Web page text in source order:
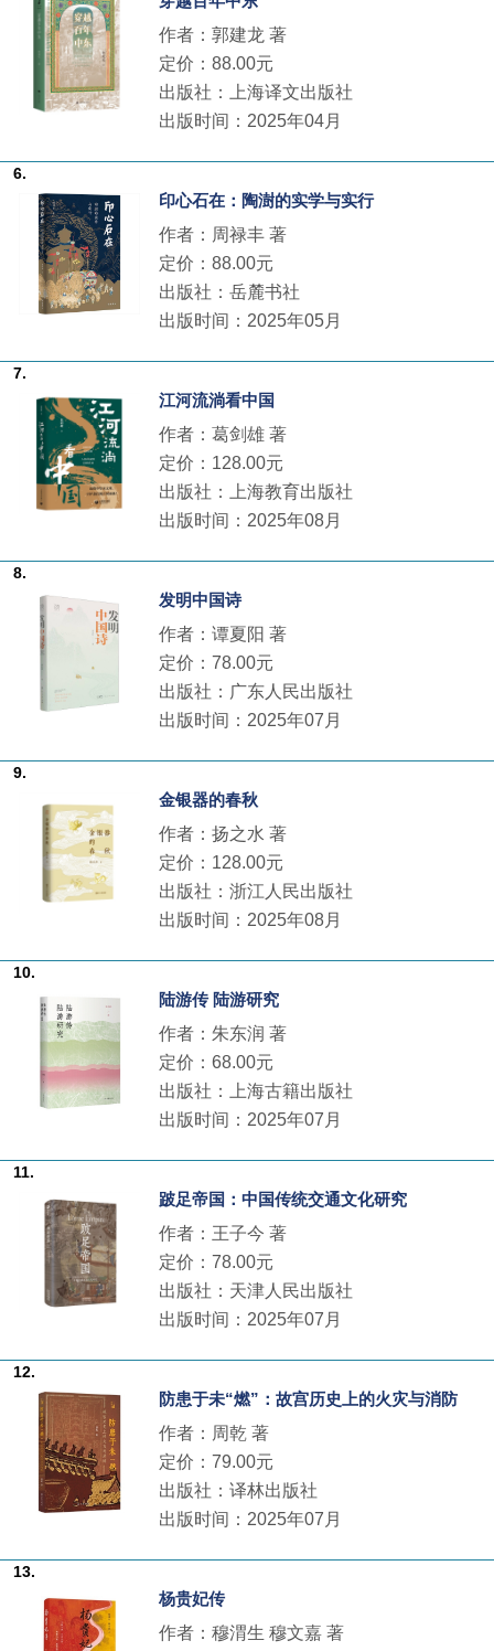
作者：郭建龙 著
定价：88.00元
出版社：上海译文出版社
出版时间：2025年04月
6.
印心石在：陶澍的实学与实行
作者：周禄丰 著
定价：88.00元
出版社：岳麓书社
出版时间：2025年05月
7.
江河流淌看中国
作者：葛剑雄 著
定价：128.00元
出版社：上海教育出版社
出版时间：2025年08月
8.
发明中国诗
作者：谭夏阳 著
定价：78.00元
出版社：广东人民出版社
出版时间：2025年07月
9.
金银器的春秋
作者：扬之水 著
定价：128.00元
出版社：浙江人民出版社
出版时间：2025年08月
10.
陆游传 陆游研究
作者：朱东润 著
定价：68.00元
出版社：上海古籍出版社
出版时间：2025年07月
11.
跛足帝国：中国传统交通文化研究
作者：王子今 著
定价：78.00元
出版社：天津人民出版社
出版时间：2025年07月
12.
防患于未“燃”：故宫历史上的火灾与消防
作者：周乾 著
定价：79.00元
出版社：译林出版社
出版时间：2025年07月
13.
杨贵妃传
作者：穆渭生 穆文嘉 著